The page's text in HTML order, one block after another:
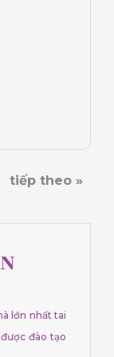
tiếp theo »
lớn nhất tai
đào tạo